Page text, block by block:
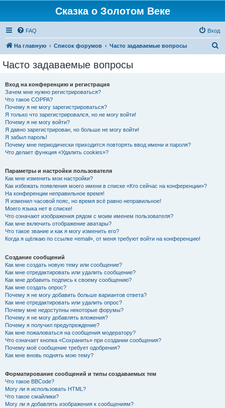
Сказка о Золотом Веке
FAQ Вход
На главную Список форумов Часто задаваемые вопросы
Часто задаваемые вопросы
Вход на конференцию и регистрация
Зачем мне нужно регистрироваться?
Что такое COPPA?
Почему я не могу зарегистрироваться?
Я только что зарегистрировался, но не могу войти!
Почему я не могу войти?
Я давно зарегистрирован, но больше не могу войти!
Я забыл пароль!
Почему мне периодически приходится повторять ввод имени и пароля?
Что делает функция «Удалить cookies»?
Параметры и настройки пользователя
Как мне изменить мои настройки?
Как избежать появления моего имени в списке «Кто сейчас на конференции»?
На конференции неправильное время!
Я изменил часовой пояс, но время всё равно неправильное!
Моего языка нет в списке!
Что означают изображения рядом с моим именем пользователя?
Как мне включить отображение аватары?
Что такое звание и как я могу изменить его?
Когда я щёлкаю по ссылке «email», от меня требуют войти на конференцию!
Создание сообщений
Как мне создать новую тему или сообщение?
Как мне отредактировать или удалить сообщение?
Как мне добавить подпись к своему сообщению?
Как мне создать опрос?
Почему я не могу добавить больше вариантов ответа?
Как мне отредактировать или удалить опрос?
Почему мне недоступны некоторые форумы?
Почему я не могу добавлять вложения?
Почему я получил предупреждение?
Как мне пожаловаться на сообщения модератору?
Что означает кнопка «Сохранить» при создании сообщения?
Почему моё сообщение требует одобрения?
Как мне вновь поднять мою тему?
Форматирование сообщений и типы создаваемых тем
Что такое BBCode?
Могу ли я использовать HTML?
Что такое смайлики?
Могу ли я добавлять изображения к сообщениям?